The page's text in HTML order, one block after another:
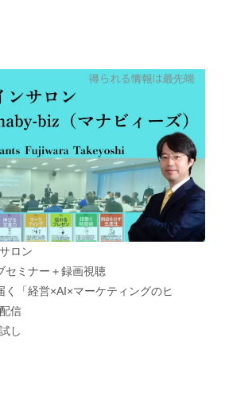
ロン
ミナー＋録画視聴
「経営×AI×マーケティングのヒ
信
し